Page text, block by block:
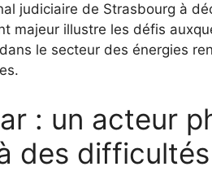
judiciaire de Strasbourg à
majeur illustre les défis
le secteur des énergies
: un acteur
des